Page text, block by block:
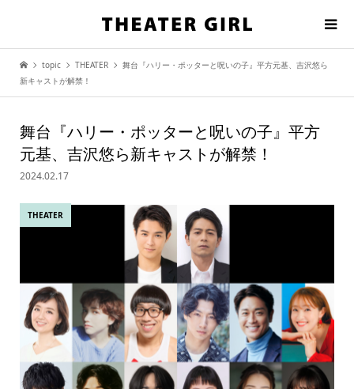
topic THEATER
舞台『ハリー・ポッターと呪いの子』平方元基、吉沢悠ら
新キャストが解禁！
舞台『ハリー・ポッターと呪いの子』平方
元基、吉沢悠ら新キャストが解禁！
2024.02.17
THEATER